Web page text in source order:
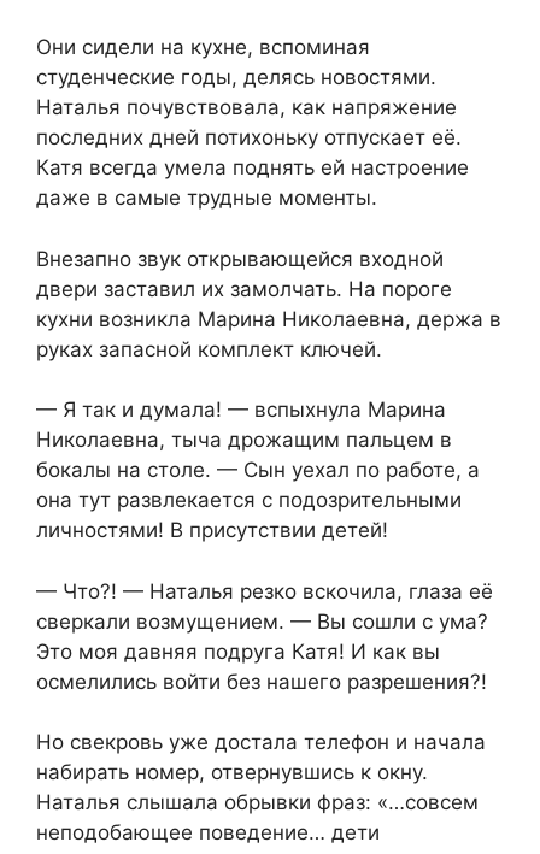
Они сидели на кухне, вспоминая
студенческие годы, делясь новостями.
Наталья почувствовала, как напряжение
последних дней потихоньку отпускает её.
Катя всегда умела поднять ей настроение
даже в самые трудные моменты.
Внезапно звук открывающейся входной
двери заставил их замолчать. На пороге
кухни возникла Марина Николаевна, держа в
руках запасной комплект ключей.
— Я так и думала! — вспыхнула Марина
Николаевна, тыча дрожащим пальцем в
бокалы на столе. — Сын уехал по работе, а
она тут развлекается с подозрительными
личностями! В присутствии детей!
— Что?! — Наталья резко вскочила, глаза её
сверкали возмущением. — Вы сошли с ума?
Это моя давняя подруга Катя! И как вы
осмелились войти без нашего разрешения?!
Но свекровь уже достала телефон и начала
набирать номер, отвернувшись к окну.
Наталья слышала обрывки фраз: «…совсем
неподобающее поведение… дети